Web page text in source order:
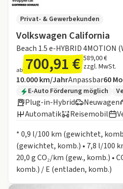
Volkswagen California
Beach 1.5 e-HYBRID 4MOTION
Privat- & Gewerbekunden
ab 700,91 € 589,00 €
zzgl. MwSt.
Angebotsdetails:
Inklusive Laufleistung
10.000 km/JahrAnpassbar60
Zusätzliche
E-Auto Förderung möglich
Plug-in-Hybrid Neuwagen
Automatik
Reisemobil
* 0,9 l/100 km (gewichtet,
(gewichtet, komb.) • 7,8 l/100
20,0 g CO₂/km (gew., komb.) •
komb.) / E (entladen, komb.)